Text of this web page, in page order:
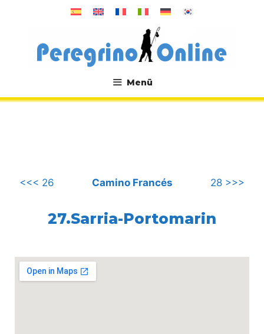
Menü
.
<<< 26 Camino Francés 28 >>>
27.Sarria-Portomarin